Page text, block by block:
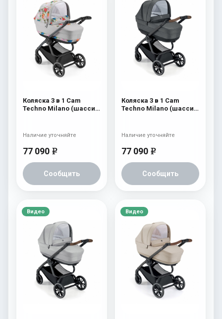
Коляска 3 в 1 Cam
Techno Milano (шасси
77 090 e
Сообщить
Наличие уточняйте
Коляска 3 в 1 Cam
Techno Milano (шасси
77 090 e
Сообщить
Наличие уточняйте
Видео Видео